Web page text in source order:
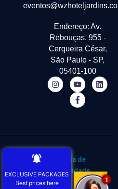
Endereço: Av.
Rebouças, 955 -
Cerqueira César,
São Paulo - SP,
05401-100
Termos de
Uso
Política de
Privacidade
EXCLUSIVE PACKAGES
Best prices here
1